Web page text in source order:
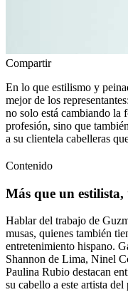
Compartir
En lo que estilismo y
mejor de los
no solo está cambiando la
profesión, sino que
a su clientela cabelleras
Contenido
Más que un
Hablar del trabajo de
musas, quienes también
entretenimiento hispano.
Shannon de Lima, Ninel
Paulina Rubio destacan
su cabello a este artista del